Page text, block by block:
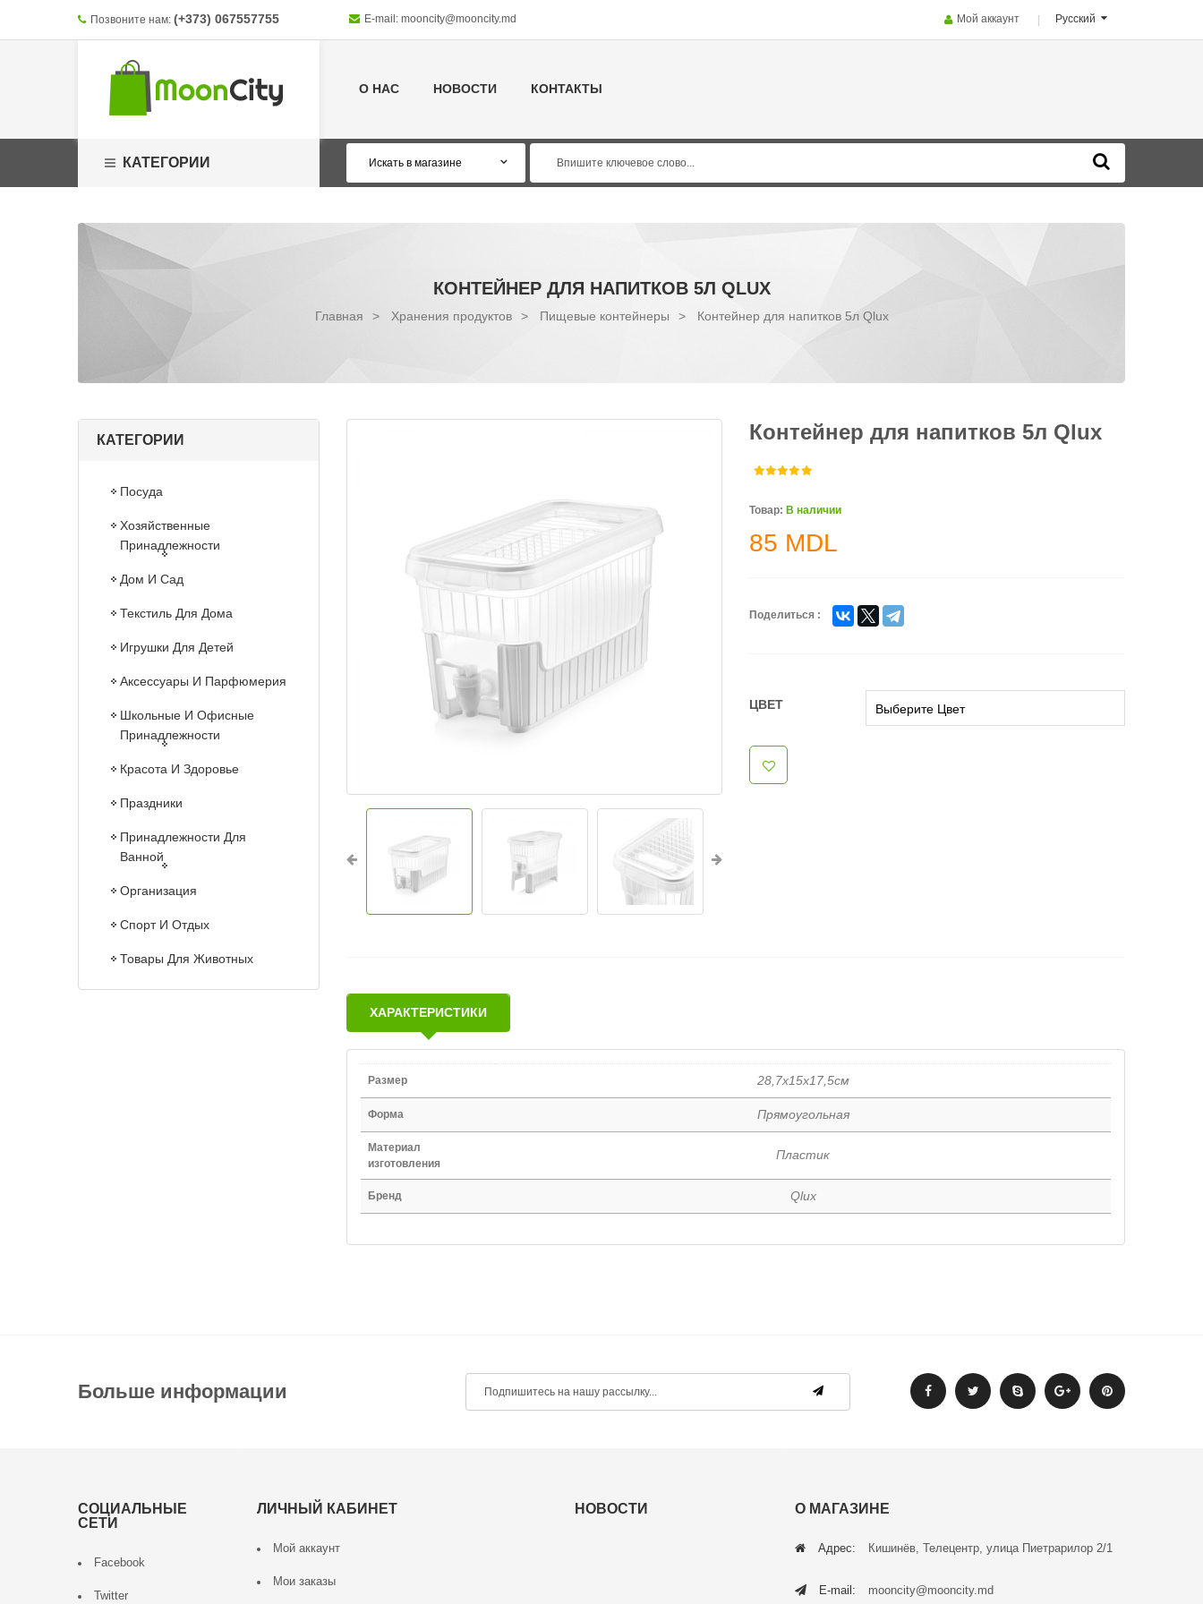
Позвоните нам: (+373) 067557755 E-mail: mooncity@mooncity.md Русский
Мой аккаунт
О НАС НОВОСТИ КОНТАКТЫ
КАТЕГОРИИ
КОНТЕЙНЕР ДЛЯ НАПИТКОВ 5Л QLUX
Главная > Хранения продуктов > Пищевые контейнеры > Контейнер для напитков 5л Qlux
КАТЕГОРИИ
Посуда
Хозяйственные
Принадлежности
Дом И Сад
Текстиль Для Дома
Игрушки Для Детей
Аксессуары И Парфюмерия
Школьные И Офисные
Принадлежности
Красота И Здоровье
Праздники
Принадлежности Для
Ванной
Организация
Спорт И Отдых
Товары Для Животных
Контейнер для напитков 5л Qlux
Товар: В наличии
85 MDL
Поделиться :
ЦВЕТ
ХАРАКТЕРИСТИКИ
Размер 28,7x15x17,5см
Форма Прямоугольная
Материал
изготовления
Пластик
Бренд Qlux
Больше информации
СОЦИАЛЬНЫЕ
СЕТИ
Facebook
Twitter
ЛИЧНЫЙ КАБИНЕТ
Мой аккаунт
Мои заказы
НОВОСТИ О МАГАЗИНЕ
Адрес: Кишинёв, Телецентр, улица Пиетрарилор 2/1
E-mail: mooncity@mooncity.md